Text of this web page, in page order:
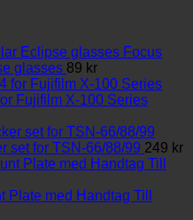
Focus
glasses 89 kr
Fujifilm X-100 Series
set for TSN-66/88/99 249 kr
med Handtag Till